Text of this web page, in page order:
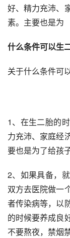
好、精力充沛、
素。主要也是为
什么条件可以生
关于什么条件可
1、在生二胎的
力充沛、家庭经
要也是为了给孩
2、如果具备，
双方去医院做一
者传染病等，以
的时候要养成良
不要熬夜，禁烟